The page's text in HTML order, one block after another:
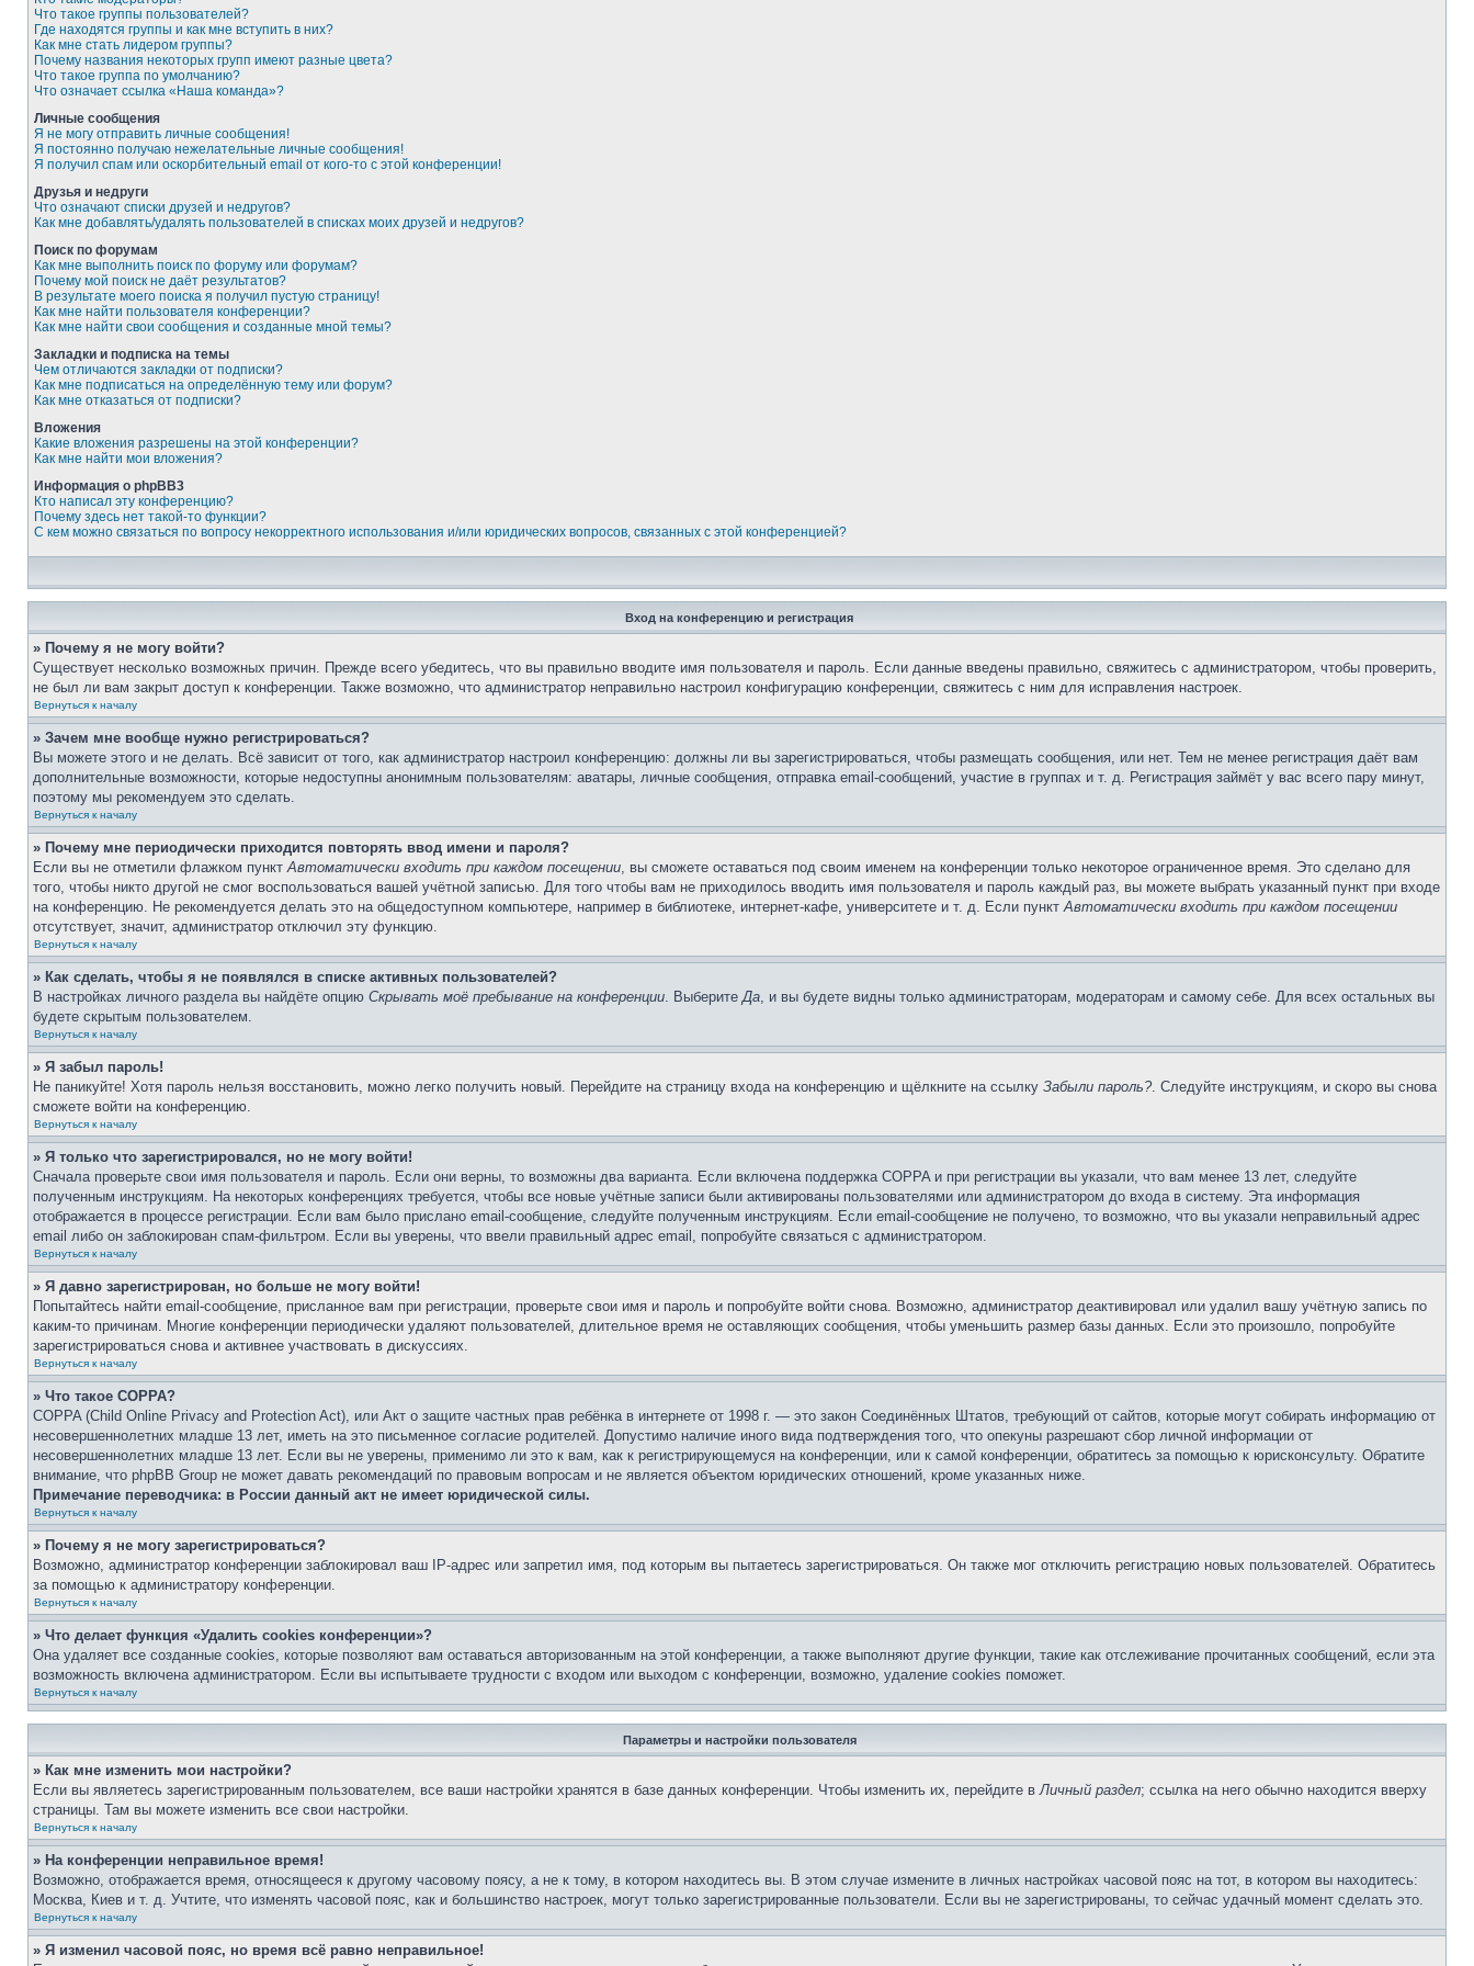
Что такое группы пользователей?
Где находятся группы и как мне вступить в них?
Как мне стать лидером группы?
Почему названия некоторых групп имеют разные цвета?
Что такое группа по умолчанию?
Что означает ссылка «Наша команда»?
Личные сообщения
Я не могу отправить личные сообщения!
Я постоянно получаю нежелательные личные сообщения!
Я получил спам или оскорбительный email от кого-то с этой конференции!
Друзья и недруги
Что означают списки друзей и недругов?
Как мне добавлять/удалять пользователей в списках моих друзей и недругов?
Поиск по форумам
Как мне выполнить поиск по форуму или форумам?
Почему мой поиск не даёт результатов?
В результате моего поиска я получил пустую страницу!
Как мне найти пользователя конференции?
Как мне найти свои сообщения и созданные мной темы?
Закладки и подписка на темы
Чем отличаются закладки от подписки?
Как мне подписаться на определённую тему или форум?
Как мне отказаться от подписки?
Вложения
Какие вложения разрешены на этой конференции?
Как мне найти мои вложения?
Информация о phpBB3
Кто написал эту конференцию?
Почему здесь нет такой-то функции?
С кем можно связаться по вопросу некорректного использования и/или юридических вопросов, связанных с этой конференцией?
Вход на конференцию и регистрация
» Почему я не могу войти?
Существует несколько возможных причин. Прежде всего убедитесь, что вы правильно вводите имя пользователя и пароль. Если данные введены правильно, свяжитесь с администратором, чтобы проверить,
не был ли вам закрыт доступ к конференции. Также возможно, что администратор неправильно настроил конфигурацию конференции, свяжитесь с ним для исправления настроек.
Вернуться к началу
» Зачем мне вообще нужно регистрироваться?
Вы можете этого и не делать. Всё зависит от того, как администратор настроил конференцию: должны ли вы зарегистрироваться, чтобы размещать сообщения, или нет. Тем не менее регистрация даёт вам
дополнительные возможности, которые недоступны анонимным пользователям: аватары, личные сообщения, отправка email-сообщений, участие в группах и т. д. Регистрация займёт у вас всего пару минут,
поэтому мы рекомендуем это сделать.
Вернуться к началу
» Почему мне периодически приходится повторять ввод имени и пароля?
Если вы не отметили флажком пунктАвтоматически входить при каждом посещении, вы сможете оставаться под своим именем на конференции только некоторое ограниченное время. Это сделано для
того, чтобы никто другой не смог воспользоваться вашей учётной записью. Для того чтобы вам не приходилось вводить имя пользователя и пароль каждый раз, вы можете выбрать указанный пункт при входе
на конференцию. Не рекомендуется делать это на общедоступном компьютере, например в библиотеке, интернет-кафе, университете и т. д. Если пунктАвтоматически входить при каждом посещении
отсутствует, значит, администратор отключил эту функцию.
Вернуться к началу
» Как сделать, чтобы я не появлялся в списке активных пользователей?
В настройках личного раздела вы найдёте опцию Скрывать моё пребывание на конференции. ВыберитеДа, и вы будете видны только администраторам, модераторам и самому себе. Для всех остальных вы
будете скрытым пользователем.
Вернуться к началу
» Я забыл пароль!
Не паникуйте! Хотя пароль нельзя восстановить, можно легко получить новый. Перейдите на страницу входа на конференцию и щёлкните на ссылку Забыли пароль?. Следуйте инструкциям, и скоро вы снова
сможете войти на конференцию.
Вернуться к началу
» Я только что зарегистрировался, но не могу войти!
Сначала проверьте свои имя пользователя и пароль. Если они верны, то возможны два варианта. Если включена поддержка COPPA и при регистрации вы указали, что вам менее 13 лет, следуйте
полученным инструкциям. На некоторых конференциях требуется, чтобы все новые учётные записи были активированы пользователями или администратором до входа в систему. Эта информация
отображается в процессе регистрации. Если вам было прислано email-сообщение, следуйте полученным инструкциям. Если email-сообщение не получено, то возможно, что вы указали неправильный адрес
email либо он заблокирован спам-фильтром. Если вы уверены, что ввели правильный адрес email, попробуйте связаться с администратором.
Вернуться к началу
» Я давно зарегистрирован, но больше не могу войти!
Попытайтесь найти email-сообщение, присланное вам при регистрации, проверьте свои имя и пароль и попробуйте войти снова. Возможно, администратор деактивировал или удалил вашу учётную запись по
каким-то причинам. Многие конференции периодически удаляют пользователей, длительное время не оставляющих сообщения, чтобы уменьшить размер базы данных. Если это произошло, попробуйте
зарегистрироваться снова и активнее участвовать в дискуссиях.
Вернуться к началу
» Что такое COPPA?
COPPA (Child Online Privacy and Protection Act), или Акт о защите частных прав ребёнка в интернете от 1998 г. — это закон Соединённых Штатов, требующий от сайтов, которые могут собирать информацию от
несовершеннолетних младше 13 лет, иметь на это письменное согласие родителей. Допустимо наличие иного вида подтверждения того, что опекуны разрешают сбор личной информации от
несовершеннолетних младше 13 лет. Если вы не уверены, применимо ли это к вам, как к регистрирующемуся на конференции, или к самой конференции, обратитесь за помощью к юрисконсульту. Обратите
внимание, что phpBB Group не может давать рекомендаций по правовым вопросам и не является объектом юридических отношений, кроме указанных ниже.
Примечание переводчика: в России данный акт не имеет юридической силы.
Вернуться к началу
» Почему я не могу зарегистрироваться?
Возможно, администратор конференции заблокировал ваш IP-адрес или запретил имя, под которым вы пытаетесь зарегистрироваться. Он также мог отключить регистрацию новых пользователей. Обратитесь
за помощью к администратору конференции.
Вернуться к началу
» Что делает функция «Удалить cookies конференции»?
Она удаляет все созданные cookies, которые позволяют вам оставаться авторизованным на этой конференции, а также выполняют другие функции, такие как отслеживание прочитанных сообщений, если эта
возможность включена администратором. Если вы испытываете трудности с входом или выходом с конференции, возможно, удаление cookies поможет.
Вернуться к началу
Параметры и настройки пользователя
» Как мне изменить мои настройки?
Если вы являетесь зарегистрированным пользователем, все ваши настройки хранятся в базе данных конференции. Чтобы изменить их, перейдите вЛичный раздел; ссылка на него обычно находится вверху
страницы. Там вы можете изменить все свои настройки.
Вернуться к началу
» На конференции неправильное время!
Возможно, отображается время, относящееся к другому часовому поясу, а не к тому, в котором находитесь вы. В этом случае измените в личных настройках часовой пояс на тот, в котором вы находитесь:
Москва, Киев и т. д. Учтите, что изменять часовой пояс, как и большинство настроек, могут только зарегистрированные пользователи. Если вы не зарегистрированы, то сейчас удачный момент сделать это.
Вернуться к началу
» Я изменил часовой пояс, но время всё равно неправильное!